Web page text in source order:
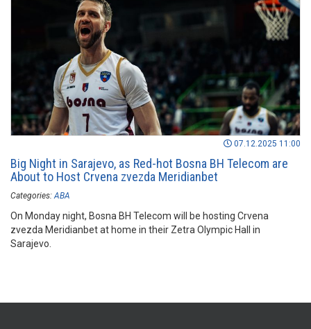
07.12.2025 11:00
Big Night in Sarajevo, as Red-hot Bosna BH Telecom are
About to Host Crvena zvezda Meridianbet
Categories: ABA
On Monday night, Bosna BH Telecom will be hosting Crvena
zvezda Meridianbet at home in their Zetra Olympic Hall in
Sarajevo.